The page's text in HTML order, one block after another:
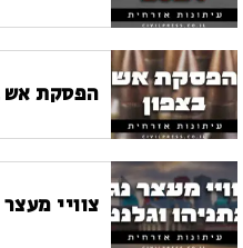
הפסקת אש
צוויי